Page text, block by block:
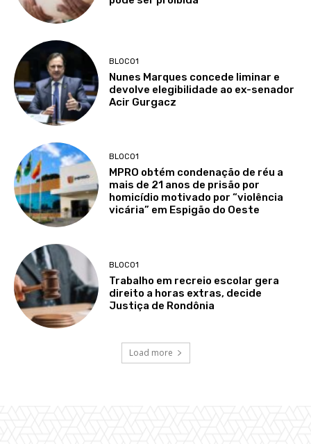
BLOCO1
Nunes Marques concede liminar e
devolve elegibilidade ao ex-senador
Acir Gurgacz
BLOCO1
MPRO obtém condenação de réu a
mais de 21 anos de prisão por
homicídio motivado por “violência
vicária” em Espigão do Oeste
BLOCO1
Trabalho em recreio escolar gera
direito a horas extras, decide
Justiça de Rondônia
Load more